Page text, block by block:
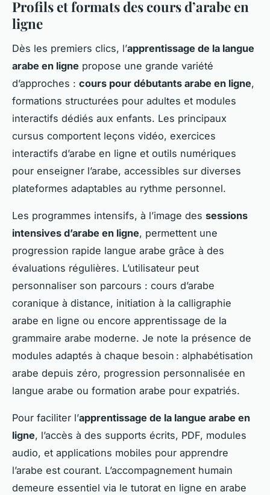
Profils et formats des cours d’arabe en
ligne
Dès les premiers clics, l’apprentissage de la langue
arabe en ligne propose une grande variété
d’approches : cours pour débutants arabe en ligne,
formations structurées pour adultes et modules
interactifs dédiés aux enfants. Les principaux
cursus comportent leçons vidéo, exercices
interactifs d’arabe en ligne et outils numériques
pour enseigner l’arabe, accessibles sur diverses
plateformes adaptables au rythme personnel.
Les programmes intensifs, à l’image des sessions
intensives d’arabe en ligne, permettent une
progression rapide langue arabe grâce à des
évaluations régulières. L’utilisateur peut
personnaliser son parcours : cours d’arabe
coranique à distance, initiation à la calligraphie
arabe en ligne ou encore apprentissage de la
grammaire arabe moderne. Je note la présence de
modules adaptés à chaque besoin : alphabétisation
arabe depuis zéro, progression personnalisée en
langue arabe ou formation arabe pour expatriés.
Pour faciliter l’apprentissage de la langue arabe en
ligne, l’accès à des supports écrits, PDF, modules
audio, et applications mobiles pour apprendre
l’arabe est courant. L’accompagnement humain
demeure essentiel via le tutorat en ligne en arabe